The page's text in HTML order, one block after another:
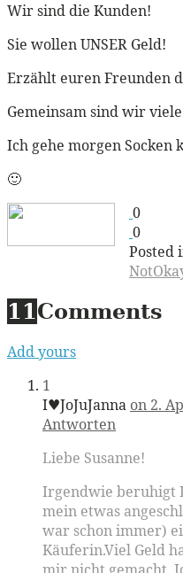
Wir sind die Kunden!
Sie wollen UNSER Geld!
Erzählt euren Freunden
Gemeinsam sind wir
Ich gehe morgen Socken
🙂
0
0
Posted
11Comments
Add yours
1
I♥JoJuJanna on 2.
Antworten
Liebe Susanne!
Irgendwie beruhigt
mein etwas
war schon immer)
Käuferin.Viel Geld